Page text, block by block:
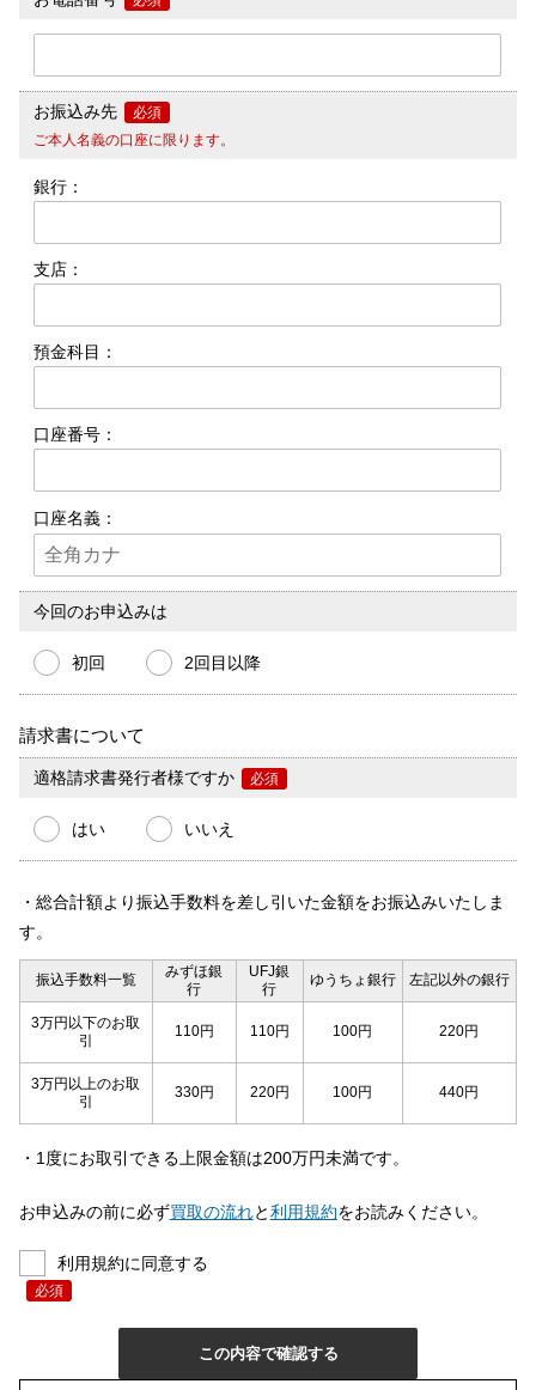
お振込み先
必須
ご本人名義の口座に限ります。
銀行：
支店：
預金科目：
口座番号：
口座名義：
今回のお申込みは
初回 2回目以降
請求書について
適格請求書発行者様ですか 必須
はい いいえ
・総合計額より振込手数料を差し引いた金額をお振込みいたしま
す。
振込手数料一覧
みずほ銀
行
UFJ銀
行
ゆうちょ銀行 左記以外の銀行
3万円以下のお取
引
110円 110円 100円 220円
3万円以上のお取
引
330円 220円 100円 440円
・1度にお取引できる上限金額は200万円未満です。
お申込みの前に必ず買取の流れと利用規約をお読みください。
利用規約に同意する
必須